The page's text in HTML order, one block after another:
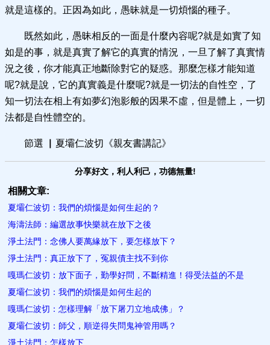
就是這樣的。正因為如此，愚昧就是一切煩惱的種子。
既然如此，愚昧相反的一面是什麼內容呢?就是如實了知
如是的事，就是真實了解它的真實的情況，一旦了解了真實情
況之後，你才能真正地斷除對它的疑惑。那麼怎樣才能知道
呢?就是說，它的真實義是什麼呢?就是一切法的自性空，了
知一切法在相上有如夢幻泡影般的因果不虛，但是體上，一切
法都是自性體空的。
節選 ▏夏壩仁波切《親友書講記》
分享好文，利人利己，功德無量!
相關文章:
夏壩仁波切：我們的煩惱是如何生起的？
海濤法師：編選故事快樂就在放下之後
淨土法門：念佛人要萬緣放下，要怎樣放下？
淨土法門：真正放下了，冤親債主找不到你
嘎瑪仁波切：放下面子，勤學好問，不斷精進！得受法益的不是
夏壩仁波切：我們的煩惱是如何生起的
嘎瑪仁波切：怎樣理解「放下屠刀立地成佛」？
夏壩仁波切：師父，順逆得失問鬼​神管用嗎？
淨土法門：怎樣放下